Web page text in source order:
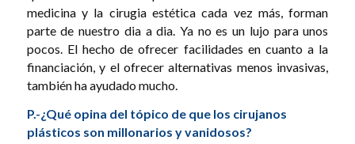
medicina y la cirugia estética cada vez más, forman
parte de nuestro dia a dia. Ya no es un lujo para unos
pocos. El hecho de ofrecer facilidades en cuanto a la
financiación, y el ofrecer alternativas menos invasivas,
también ha ayudado mucho.
P.-¿Qué opina del tópico de que los cirujanos
plásticos son millonarios y vanidosos?